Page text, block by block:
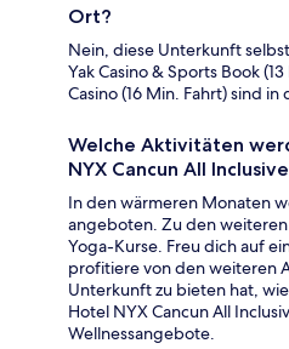
Ort?
Nein, diese Unterkunft
Yak Casino & Sports Book
Casino (16 Min. Fahrt) sind in
Welche Aktivitäten
NYX Cancun All
In den wärmeren Monaten
angeboten. Zu den
Yoga-Kurse. Freu dich auf
profitiere von den weiteren
Unterkunft zu bieten hat,
Hotel NYX Cancun All
Wellnessangebote.